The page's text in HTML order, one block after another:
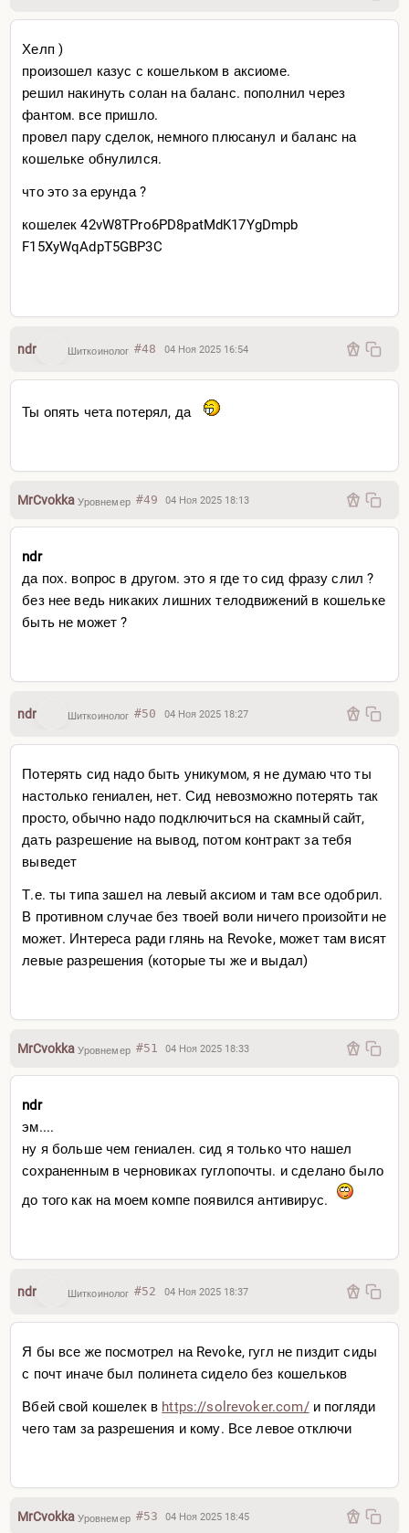
Хелп )
произошел казус с кошельком в аксиоме.
решил накинуть солан на баланс. пополнил через
фантом. все пришло.
провел пару сделок, немного плюсанул и баланс на
кошельке обнулился.
что это за ерунда ?
кошелек 42vW8TPro6PD8patMdK17YgDmpb
F15XyWqAdpT5GBP3C
ndr Шиткоинолог #48 04 Ноя 2025 16:54
Ты опять чета потерял, да
MrCvokkaУровнемер #49 04 Ноя 2025 18:13
ndr
да пох. вопрос в другом. это я где то сид фразу слил ?
без нее ведь никаких лишних телодвижений в кошельке
быть не может ?
ndr Шиткоинолог #50 04 Ноя 2025 18:27
Потерять сид надо быть уникумом, я не думаю что ты
настолько гениален, нет. Сид невозможно потерять так
просто, обычно надо подключиться на скамный сайт,
дать разрешение на вывод, потом контракт за тебя
выведет
Т.е. ты типа зашел на левый аксиом и там все одобрил.
В противном случае без твоей воли ничего произойти не
может. Интереса ради глянь на Revoke, может там висят
левые разрешения (которые ты же и выдал)
MrCvokkaУровнемер #51 04 Ноя 2025 18:33
ndr
эм....
ну я больше чем гениален. сид я только что нашел
сохраненным в черновиках гуглопочты. и сделано было
до того как на моем компе появился антивирус.
ndr Шиткоинолог #52 04 Ноя 2025 18:37
Я бы все же посмотрел на Revoke, гугл не пиздит сиды
с почт иначе был полинета сидело без кошельков
Вбей свой кошелек в https://solrevoker.com/и погляди
чего там за разрешения и кому. Все левое отключи
MrCvokkaУровнемер #53 04 Ноя 2025 18:45